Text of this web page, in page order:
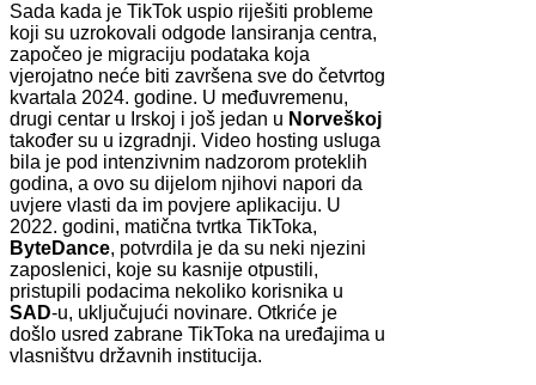
Sada kada je TikTok uspio riješiti probleme
koji su uzrokovali odgode lansiranja centra,
započeo je migraciju podataka koja
vjerojatno neće biti završena sve do četvrtog
kvartala 2024. godine. U međuvremenu,
drugi centar u Irskoj i još jedan u Norveškoj
također su u izgradnji. Video hosting usluga
bila je pod intenzivnim nadzorom proteklih
godina, a ovo su dijelom njihovi napori da
uvjere vlasti da im povjere aplikaciju. U
2022. godini, matična tvrtka TikToka,
ByteDance, potvrdila je da su neki njezini
zaposlenici, koje su kasnije otpustili,
pristupili podacima nekoliko korisnika u
SAD-u, uključujući novinare. Otkriće je
došlo usred zabrane TikToka na uređajima u
vlasništvu državnih institucija.